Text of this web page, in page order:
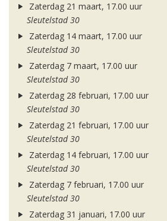
Zaterdag 21 maart, 17.00 uur
Sleutelstad 30
Zaterdag 14 maart, 17.00 uur
Sleutelstad 30
Zaterdag 7 maart, 17.00 uur
Sleutelstad 30
Zaterdag 28 februari, 17.00 uur
Sleutelstad 30
Zaterdag 21 februari, 17.00 uur
Sleutelstad 30
Zaterdag 14 februari, 17.00 uur
Sleutelstad 30
Zaterdag 7 februari, 17.00 uur
Sleutelstad 30
Zaterdag 31 januari, 17.00 uur